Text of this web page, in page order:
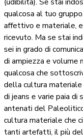
(udibilità). Se stai
qualcosa al tuo
affettivo e materiale,
ricevuto. Ma se stai
sei in grado di
di ampiezza e volume
qualcosa che
della cultura materiale
di jeans e varie paia di
antenati del
cultura materiale che
tanti artefatti, il più